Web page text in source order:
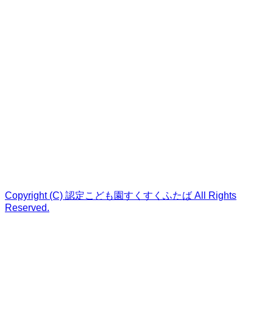
Copyright (C) 認定こども園すくすくふたば All Rights
Reserved.